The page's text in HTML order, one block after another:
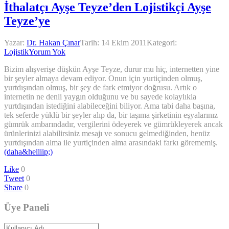
İthalatçı Ayşe Teyze’den Lojistikçi Ayşe
Teyze’ye
Yazar: Dr. Hakan ÇınarTarih: 14 Ekim 2011Kategori:
LojistikYorum Yok
Bizim alışverişe düşkün Ayşe Teyze, durur mu hiç, internetten yine
bir şeyler almaya devam ediyor. Onun için yurtiçinden olmuş,
yurtdışından olmuş, bir şey de fark etmiyor doğrusu. Artık o
internetin ne denli yaygın olduğunu ve bu sayede kolaylıkla
yurtdışından istediğini alabileceğini biliyor. Ama tabi daha başına,
tek seferde yüklü bir şeyler alıp da, bir taşıma şirketinin eşyalarınız
gümrük ambarındadır, vergilerini ödeyerek ve gümrükleyerek ancak
ürünlerinizi alabilirsiniz mesajı ve sonucu gelmediğinden, henüz
yurtdışından alma ile yurtiçinden alma arasındaki farkı görememiş.
(daha&helliip;)
Like 0
Tweet 0
Share 0
Üye Paneli